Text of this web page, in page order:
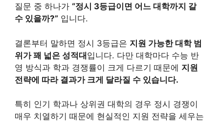
질문 중 하나가 “정시 3등급이면 어느 대학까지 갈
수 있을까?” 입니다.
결론부터 말하면 정시 3등급은 지원 가능한 대학 범
위가 꽤 넓은 성적대입니다. 다만 대학마다 수능 반
영 방식과 학과 경쟁률이 크게 다르기 때문에 지원
전략에 따라 결과가 크게 달라질 수 있습니다.
특히 인기 학과나 상위권 대학의 경우 정시 경쟁이
매우 치열하기 때문에 현실적인 지원 전략을 세우는